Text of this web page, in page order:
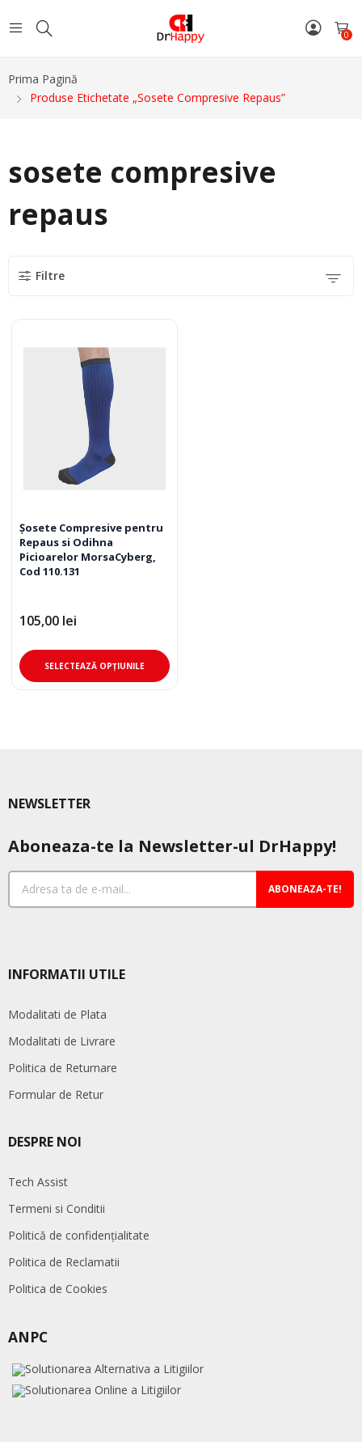
0
Prima Pagină
Produse Etichetate „sosete Compresive Repaus”
sosete compresive
repaus
Filtre
Șosete Compresive pentru
Repaus si Odihna
Picioarelor MorsaCyberg,
Cod 110.131
105,00 lei
SELECTEAZĂ OPȚIUNILE
Acest
în
NEWSLETTER
Aboneaza-te la Newsletter-ul DrHappy!
ABONEAZA-TE!
INFORMATII UTILE
Modalitati de Plata
Modalitati de Livrare
Politica de Returnare
Formular de Retur
DESPRE NOI
Tech Assist
Termeni si Conditii
Politică de confidențialitate
Politica de Reclamatii
Politica de Cookies
ANPC